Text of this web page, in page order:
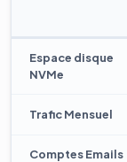
Espace disque
NVMe
Trafic Mensuel
Comptes Emails